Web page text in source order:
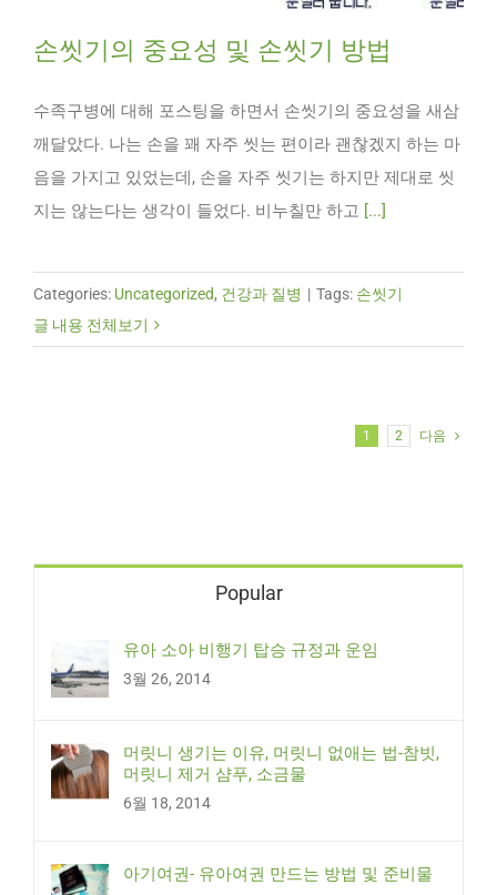
손씻기의 중요성 및 손씻기 방법
수족구병에 대해 포스팅을 하면서 손씻기의 중요성을 새삼
깨달았다. 나는 손을 꽤 자주 씻는 편이라 괜찮겠지 하는 마
음을 가지고 있었는데, 손을 자주 씻기는 하지만 제대로 씻
지는 않는다는 생각이 들었다. 비누칠만 하고 [...]
Categories: Uncategorized, 건강과 질병 | Tags: 손씻기
글 내용 전체보기
1 2 다음
Popular
유아 소아 비행기 탑승 규정과 운임
3월 26, 2014
머릿니 생기는 이유, 머릿니 없애는 법-참빗,
머릿니 제거 샴푸, 소금물
6월 18, 2014
아기여권- 유아여권 만드는 방법 및 준비물